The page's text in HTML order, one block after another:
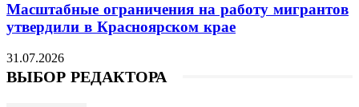
Масштабные ограничения на работу мигрантов
утвердили в Красноярском крае
31.07.2026
ВЫБОР РЕДАКТОРА